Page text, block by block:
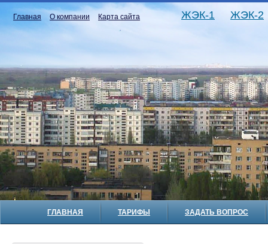
Главная О компании Карта сайта ЖЭК-1 ЖЭК-2
ГЛАВНАЯ ТАРИФЫ ЗАДАТЬ ВОПРОС